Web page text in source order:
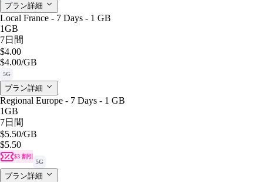
プラン詳細
Local France - 7 Days - 1 GB
1GB
7日間
$4.00
$4.00/GB
5G
プラン詳細
Regional Europe - 7 Days - 1 GB
1GB
7日間
$5.50/GB
$5.50
$3 割引
5G
プラン詳細